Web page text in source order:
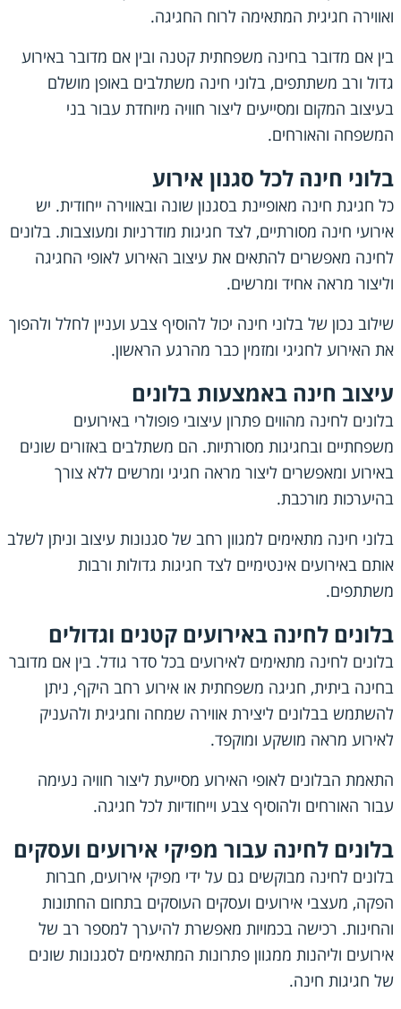
ואווירה חגיגית המתאימה לרוח החגיגה.
בין אם מדובר בחינה משפחתית קטנה ובין אם מדובר באירוע
גדול ורב משתתפים, בלוני חינה משתלבים באופן מושלם
בעיצוב המקום ומסייעים ליצור חוויה מיוחדת עבור בני
המשפחה והאורחים.
בלוני חינה לכל סגנון אירוע
כל חגיגת חינה מאופיינת בסגנון שונה ובאווירה ייחודית. יש
אירועי חינה מסורתיים, לצד חגיגות מודרניות ומעוצבות. בלונים
לחינה מאפשרים להתאים את עיצוב האירוע לאופי החגיגה
וליצור מראה אחיד ומרשים.
שילוב נכון של בלוני חינה יכול להוסיף צבע ועניין לחלל ולהפוך
את האירוע לחגיגי ומזמין כבר מהרגע הראשון.
עיצוב חינה באמצעות בלונים
בלונים לחינה מהווים פתרון עיצובי פופולרי באירועים
משפחתיים ובחגיגות מסורתיות. הם משתלבים באזורים שונים
באירוע ומאפשרים ליצור מראה חגיגי ומרשים ללא צורך
בהיערכות מורכבת.
בלוני חינה מתאימים למגוון רחב של סגנונות עיצוב וניתן לשלב
אותם באירועים אינטימיים לצד חגיגות גדולות ורבות
משתתפים.
בלונים לחינה באירועים קטנים וגדולים
בלונים לחינה מתאימים לאירועים בכל סדר גודל. בין אם מדובר
בחינה ביתית, חגיגה משפחתית או אירוע רחב היקף, ניתן
להשתמש בבלונים ליצירת אווירה שמחה וחגיגית ולהעניק
לאירוע מראה מושקע ומוקפד.
התאמת הבלונים לאופי האירוע מסייעת ליצור חוויה נעימה
עבור האורחים ולהוסיף צבע וייחודיות לכל חגיגה.
בלונים לחינה עבור מפיקי אירועים ועסקים
בלונים לחינה מבוקשים גם על ידי מפיקי אירועים, חברות
הפקה, מעצבי אירועים ועסקים העוסקים בתחום החתונות
והחינות. רכישה בכמויות מאפשרת להיערך למספר רב של
אירועים וליהנות ממגוון פתרונות המתאימים לסגנונות שונים
של חגיגות חינה.